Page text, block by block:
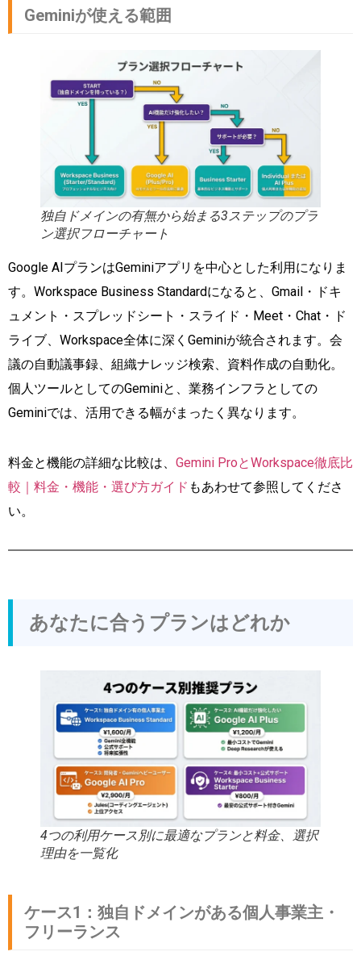
Geminiが使える範囲
独自ドメインの有無から始まる3ステップのプラ
ン選択フローチャート
Google AIプランはGeminiアプリを中心とした利用になりま
す。Workspace Business Standardになると、Gmail・ドキ
ュメント・スプレッドシート・スライド・Meet・Chat・ド
ライブ、Workspace全体に深くGeminiが統合されます。会
議の自動議事録、組織ナレッジ検索、資料作成の自動化。
個人ツールとしてのGeminiと、業務インフラとしての
Geminiでは、活用できる幅がまったく異なります。
料金と機能の詳細な比較は、 Gemini ProとWorkspace徹底比
較｜料金・機能・選び方ガイド もあわせて参照してくださ
い。
あなたに合うプランはどれか
4つの利用ケース別に最適なプランと料金、選択
理由を一覧化
ケース1：独自ドメインがある個人事業主・
フリーランス